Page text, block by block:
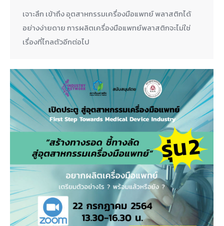
เจาะลึก เข้าถึง อุตสาหกรรมเครื่องมือแพทย์ พลาสติกได้
อย่างง่ายดาย การผลิตเครื่องมือแพทย์พลาสติกจะไม่ใช่
เรื่องที่ไกลตัวอีกต่อไป